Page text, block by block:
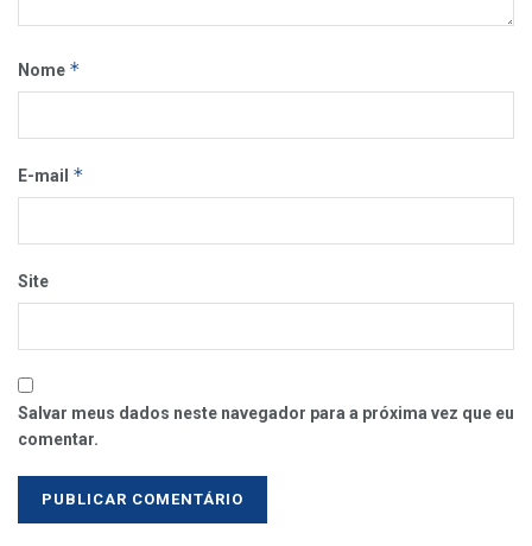
Nome *
E-mail *
Site
Salvar meus dados neste navegador para a próxima vez que eu
comentar.